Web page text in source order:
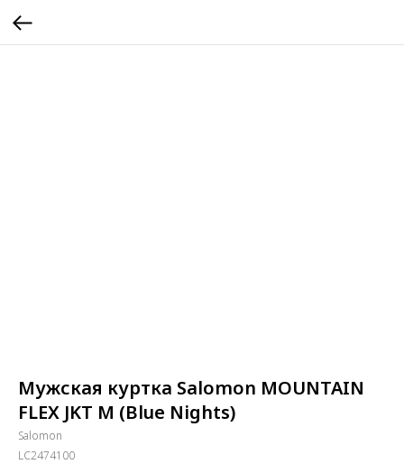
Мужская куртка Salomon MOUNTAIN
FLEX JKT M (Blue Nights)
Salomon
LC2474100